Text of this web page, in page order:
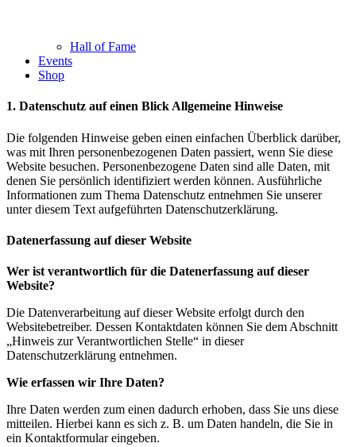
Hall of Fame
Events
Shop
1. Datenschutz auf einen Blick Allgemeine Hinweise
Die folgenden Hinweise geben einen einfachen Überblick darüber,
was mit Ihren personenbezogenen Daten passiert, wenn Sie diese
Website besuchen. Personenbezogene Daten sind alle Daten, mit
denen Sie persönlich identifiziert werden können. Ausführliche
Informationen zum Thema Datenschutz entnehmen Sie unserer
unter diesem Text aufgeführten Datenschutzerklärung.
Datenerfassung auf dieser Website
Wer ist verantwortlich für die Datenerfassung auf dieser
Website?
Die Datenverarbeitung auf dieser Website erfolgt durch den
Websitebetreiber. Dessen Kontaktdaten können Sie dem Abschnitt
„Hinweis zur Verantwortlichen Stelle“ in dieser
Datenschutzerklärung entnehmen.
Wie erfassen wir Ihre Daten?
Ihre Daten werden zum einen dadurch erhoben, dass Sie uns diese
mitteilen. Hierbei kann es sich z. B. um Daten handeln, die Sie in
ein Kontaktformular eingeben.